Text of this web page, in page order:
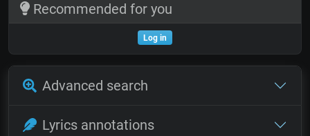
Recommended for you
Log in
Advanced search
Lyrics annotations